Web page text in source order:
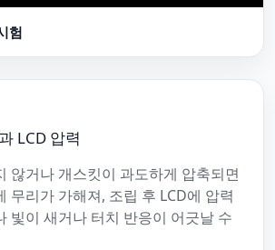
험
LCD 압력
않거나 개스킷이 과도하게 압축되면
무리가 가해져, 조립 후 LCD에 압력
빛이 새거나 터치 반응이 어긋날 수